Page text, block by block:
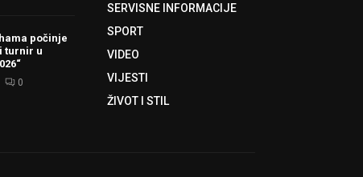
počinje
turnir u
0
SERVISNE INFORMACIJE
SPORT
VIDEO
VIJESTI
ŽIVOT I STIL